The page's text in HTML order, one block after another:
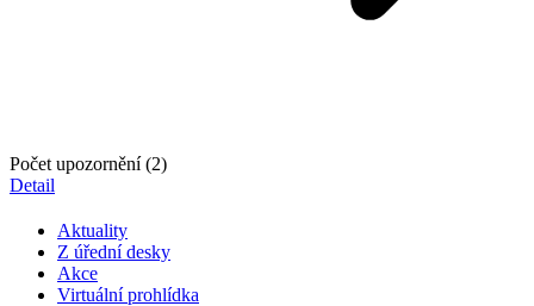
Počet upozornění (2)
Detail
Aktuality
Z úřední desky
Akce
Virtuální prohlídka